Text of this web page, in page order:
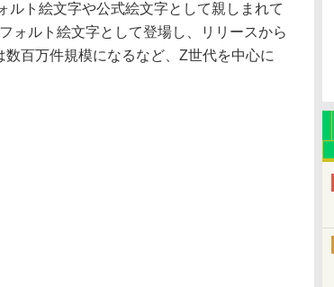
ト絵文字や公式絵文字として親しまれて
ォルト絵文字として登場し、リリースから
百万件規模になるなど、Z世代を中心に